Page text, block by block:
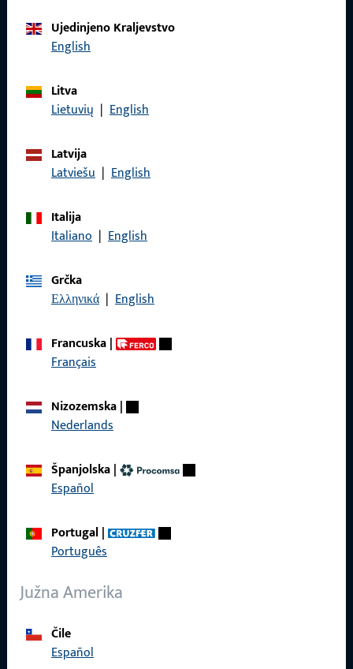
Obratite nam se
Ujedinjeno Kraljevstvo
English
Litva
Lietuvių | English
Latvija
Latviešu | English
Italija
Italiano | English
Grčka
Ελληνικά | English
Francuska|
Français
Nizozemska|
Nederlands
Španjolska|
Español
Portugal|
Português
Južna Amerika
Čile
Español
Zaštita podataka
Karijera
Katalog proizvoda